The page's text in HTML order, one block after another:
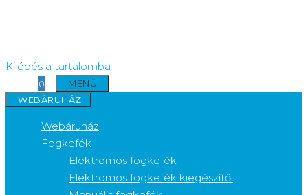
Kilépés a tartalomba
0
MENÜ
WEBÁRUHÁZ
Webáruház
Fogkefék
Elektromos fogkefék
Elektromos fogkefék kiegészítői